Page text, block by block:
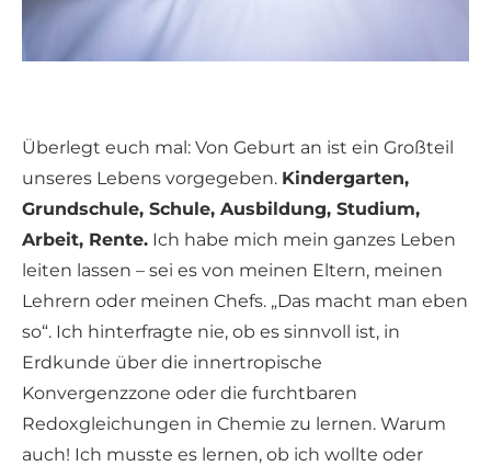
Überlegt euch mal: Von Geburt an ist ein Großteil
unseres Lebens vorgegeben. Kindergarten,
Grundschule, Schule, Ausbildung, Studium,
Arbeit, Rente. Ich habe mich mein ganzes Leben
leiten lassen – sei es von meinen Eltern, meinen
Lehrern oder meinen Chefs. „Das macht man eben
so“. Ich hinterfragte nie, ob es sinnvoll ist, in
Erdkunde über die innertropische
Konvergenzzone oder die furchtbaren
Redoxgleichungen in Chemie zu lernen. Warum
auch! Ich musste es lernen, ob ich wollte oder